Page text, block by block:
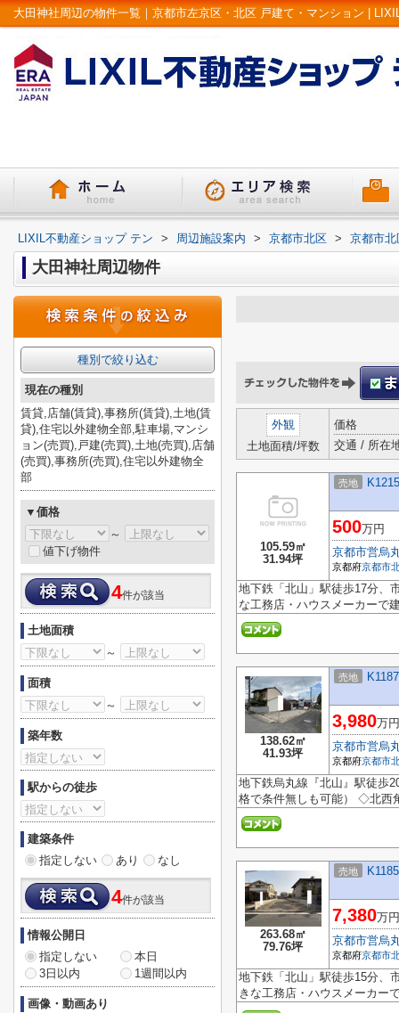
大田神社周辺の物件一覧｜京都市左京区・北区 戸建て・マンション |
LIXIL不動産ショップ テン > 周辺施設案内 > 京都市北区 > 京都市
大田神社周辺物件
外観
土地面積/坪数
価格
交通 / 所在
105.59㎡
31.94坪
売地
500万円
京都市営烏
京都府京都市
地下鉄「北山」駅徒歩17分、
な工務店・ハウスメーカーで
138.62㎡
41.93坪
売地
3,980万円
京都市営烏
京都府京都市
地下鉄烏丸線『北山』駅徒歩
格で条件無しも可能） ◇北西
263.68㎡
79.76坪
売地
7,380万円
京都市営烏
京都府京都市
地下鉄「北山」駅徒歩15分、
きな工務店・ハウスメーカー
種別で絞り込む
現在の種別
賃貸,店舗(賃貸),事務所(賃貸),土地(賃
貸),住宅以外建物全部,駐車場,マンシ
ョン(売買),戸建(売買),土地(売買),店舗
(売買),事務所(売買),住宅以外建物全
部
▼価格
～
値下げ物件
4件が該当
土地面積
～
面積
～
築年数
駅からの徒歩
建築条件
指定しない
あり なし
4件が該当
情報公開日
指定しない
本日
3日以内
1週間以内
画像・動画あり